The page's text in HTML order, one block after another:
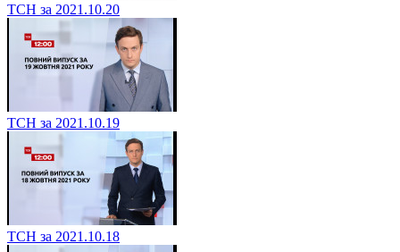
ТСН за 2021.10.20
ТСН за 2021.10.19
ТСН за 2021.10.18